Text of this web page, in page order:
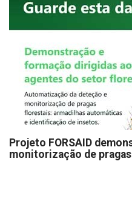
Projeto FORSAID
monitorização de